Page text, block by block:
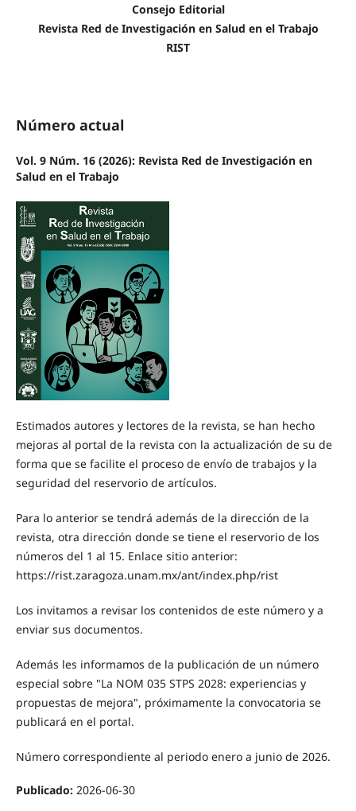
Consejo Editorial
Revista Red de Investigación en Salud en el Trabajo
RIST
Número actual
Vol. 9 Núm. 16 (2026): Revista Red de Investigación en
Salud en el Trabajo
Estimados autores y lectores de la revista, se han hecho
mejoras al portal de la revista con la actualización de su de
forma que se facilite el proceso de envío de trabajos y la
seguridad del reservorio de artículos.
Para lo anterior se tendrá además de la dirección de la
revista, otra dirección donde se tiene el reservorio de los
números del 1 al 15. Enlace sitio anterior:
https://rist.zaragoza.unam.mx/ant/index.php/rist
Los invitamos a revisar los contenidos de este número y a
enviar sus documentos.
Además les informamos de la publicación de un número
especial sobre "La NOM 035 STPS 2028: experiencias y
propuestas de mejora", próximamente la convocatoria se
publicará en el portal.
Número correspondiente al periodo enero a junio de 2026.
Publicado: 2026-06-30